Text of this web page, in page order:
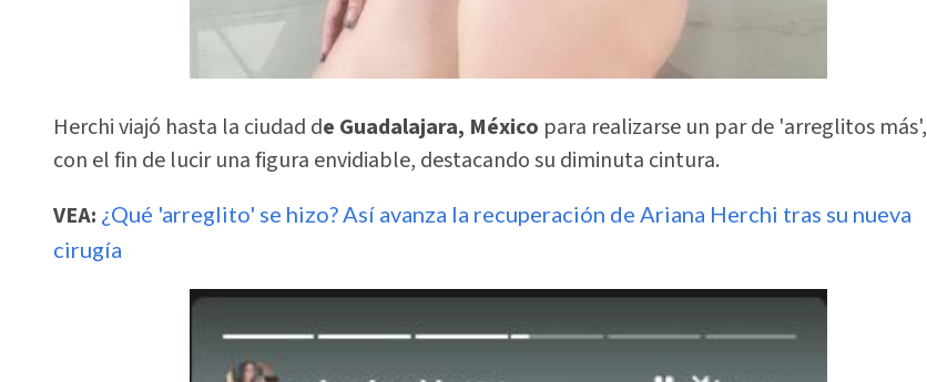
Herchi viajó hasta la ciudad de Guadalajara, México para realizarse un par de 'arreglitos más',
con el fin de lucir una figura envidiable, destacando su diminuta cintura.
VEA: ¿Qué 'arreglito' se hizo? Así avanza la recuperación de Ariana Herchi tras su nueva
cirugía